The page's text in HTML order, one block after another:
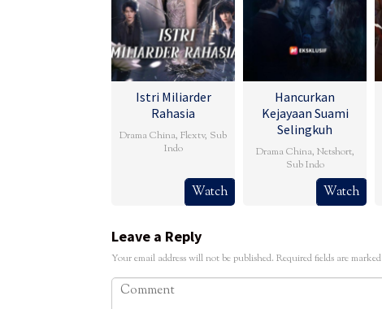
Istri Miliarder
Rahasia
Drama China, Flextv, Sub
Indo
Watch
Hancurkan
Kejayaan Suami
Selingkuh
Drama China, Netshort,
Sub Indo
Watch
Leave a Reply
Your email address will not be published. Required fields are marked